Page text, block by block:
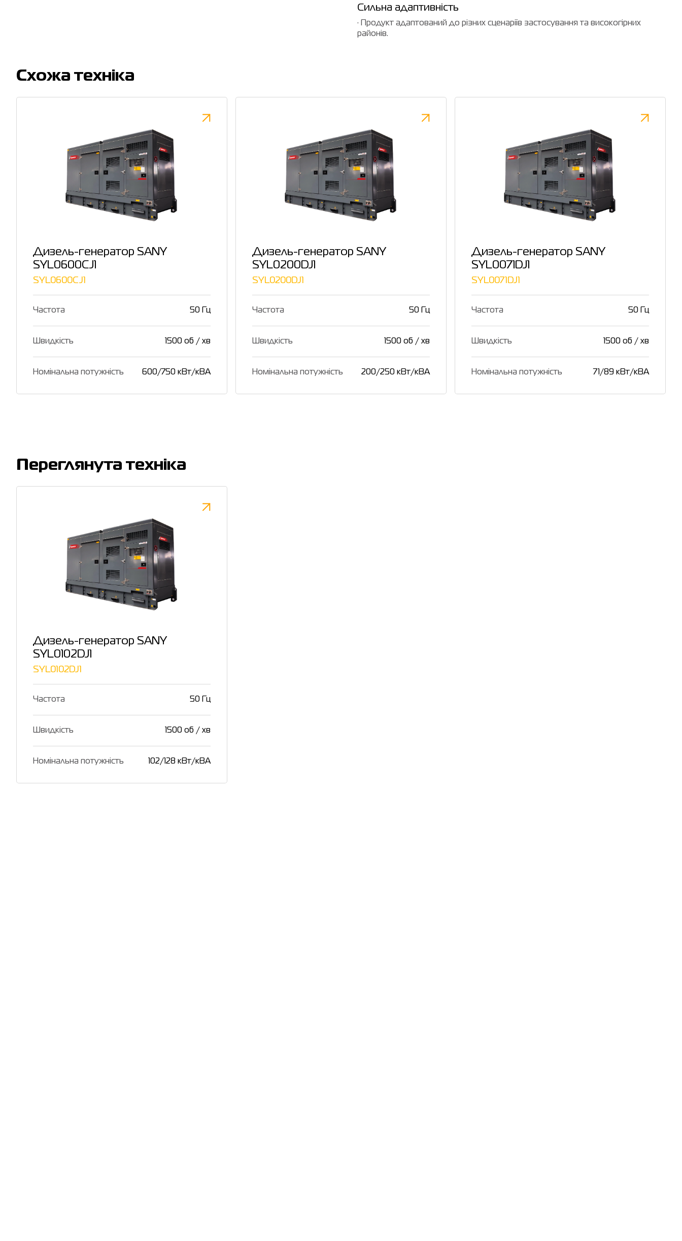
Сильна адаптивність
· Продукт адаптований до різних сценаріїв застосування та високогірних
районів.
Cхожа техніка
Дизель-генератор SANY
SYL0600CJ1
SYL0600CJ1
Частота 50 Гц
Швидкість 1500 об / хв
Номінальна потужність 600/750 кВт/кВА
Дизель-генератор SANY
SYL0200DJ1
SYL0200DJ1
Частота 50 Гц
Швидкість 1500 об / хв
Номінальна потужність 200/250 кВт/кВА
Дизель-генератор SANY
SYL0071DJ1
SYL0071DJ1
Частота 50 Гц
Швидкість 1500 об / хв
Номінальна потужність 71/89 кВт/кВА
Переглянута техніка
Дизель-генератор SANY
SYL0102DJ1
SYL0102DJ1
Частота 50 Гц
Швидкість 1500 об / хв
Номінальна потужність 102/128 кВт/кВА